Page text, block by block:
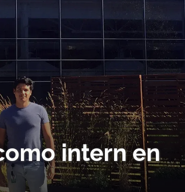
intern en